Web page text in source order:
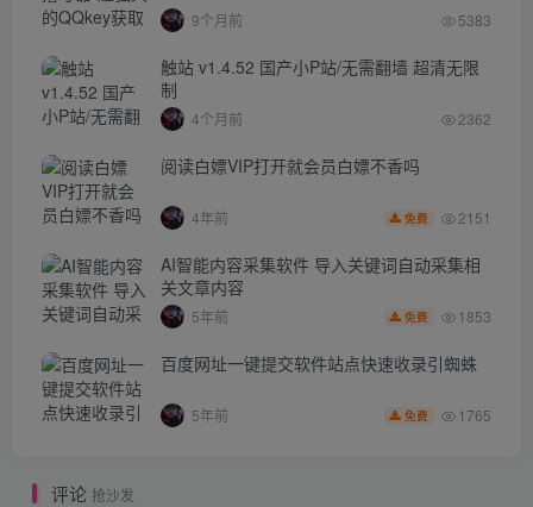
9个月前 5383
触站 v1.4.52 国产小P站/无需翻墙 超清无限
制
4个月前 2362
阅读白嫖VIP打开就会员白嫖不香吗
4年前 免费 2151
AI智能内容采集软件 导入关键词自动采集相
关文章内容
5年前 免费 1853
百度网址一键提交软件站点快速收录引蜘蛛
5年前 免费 1765
评论 抢沙发